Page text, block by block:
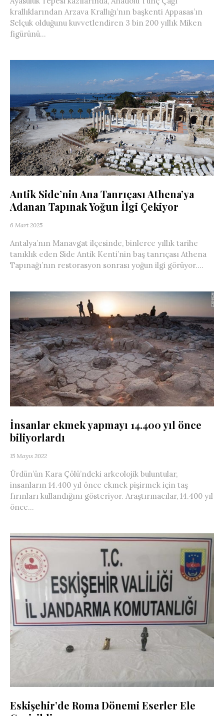
krallıklarından Arzava Krallığı’nın başkenti Appasas’ın
Selçuk olduğunu kuvvetlendiren 3 bin 200 yıllık Miken
figürünü...
Antik Side’nin Ana Tanrıçası Athena’ya
Adanan Tapınak Yoğun İlgi Çekiyor
6 Mart 2025
Antalya’nın Manavgat ilçesinde, binlerce yıllık tarihe
tanıklık eden Side Antik Kenti’nin baş tanrıçası Athena
Tapınağı’nın restorasyon sonrası yoğun ilgi görüyor....
İnsanlar ekmek yapmayı 14.400 yıl önce
biliyorlardı
15 Mayıs 2022
Ürdün’ün Kara Çölü’ndeki arkeolojik buluntular,
insanların 14.400 yıl önce ekmek pişirmek için taş
fırınları kullandığını gösteriyor. Araştırmacılar, 14.400 yıl
önce...
Eskişehir’de Roma Dönemi Eserler Ele